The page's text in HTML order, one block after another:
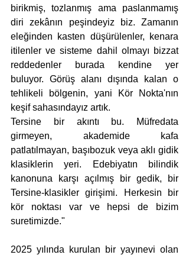
birikmiş, tozlanmış ama paslanmamış
diri zekânın peşindeyiz biz. Zamanın
eleğinden kasten düşürülenler, kenara
itilenler ve sisteme dahil olmayı bizzat
reddedenler burada kendine yer
buluyor. Görüş alanı dışında kalan o
tehlikeli bölgenin, yani Kör Nokta'nın
keşif sahasındayız artık.
Tersine bir akıntı bu. Müfredata
girmeyen, akademide kafa
patlatılmayan, başıbozuk veya aklı gidik
klasiklerin yeri. Edebiyatın bilindik
kanonuna karşı açılmış bir gedik, bir
Tersine-klasikler girişimi. Herkesin bir
kör noktası var ve hepsi de bizim
suretimizde."
2025 yılında kurulan bir yayınevi olan